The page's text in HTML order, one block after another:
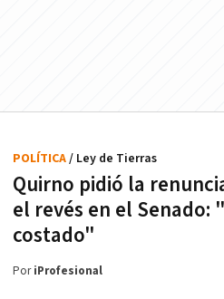
Quirno pidió la
el revés en el Senado:
costado"
POLÍTICA/ Ley de Tierras
PoriProfesional